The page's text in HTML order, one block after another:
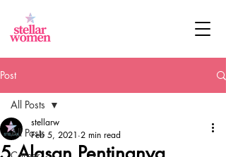
Post
All Posts
All Posts
stellarw
Feb 5, 2021 2 min read